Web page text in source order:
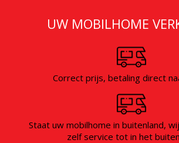
GRATIS WAARDEBEPALING
UW MOBILHOME
Correct prijs, betaling direct
Staat uw mobilhome in buitenland,
zelf service tot in het